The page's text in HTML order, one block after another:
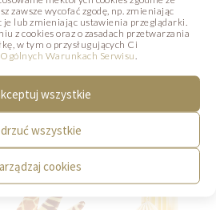
zawsze wycofać zgodę, np. zmieniając
lub zmieniając ustawienia przeglądarki.
z cookies oraz o zasadach przetwarzania
w tym o przysługujących Ci
Ogólnych Warunkach Serwisu
wszystkie
wszystkie
cookies
STRONY KURSU